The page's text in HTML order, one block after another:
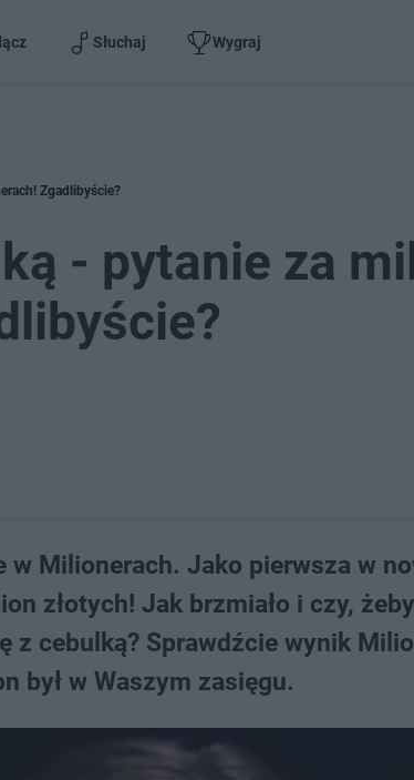
Słuchaj Wygraj
Zgadlibyście?
- pytanie za
w Milionerach. Jako pierwsza w
złotych! Jak brzmiało i czy,
z cebulką? Sprawdźcie wynik
był w Waszym zasięgu.